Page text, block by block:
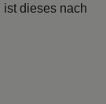
ist dieses nach